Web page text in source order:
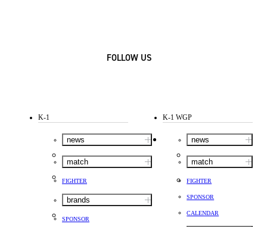
FOLLOW US
K-1
news
match
FIGHTER
brands
SPONSOR
K-1 WGP
news
match
FIGHTER
SPONSOR
CALENDAR